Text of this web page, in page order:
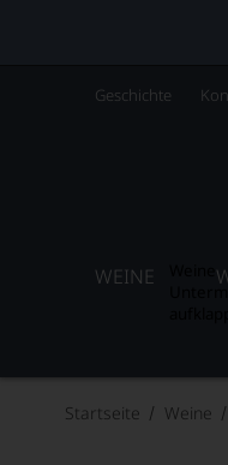
Geschichte
WEINE
Startseite Weine